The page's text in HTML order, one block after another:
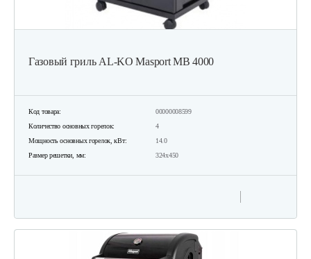
Газовый гриль AL-KO Masport МВ 4000
Код товара:
00000008599
Количество основных горелок:
4
Мощность основных горелок, кВт:
14.0
Размер решетки, мм:
324х450